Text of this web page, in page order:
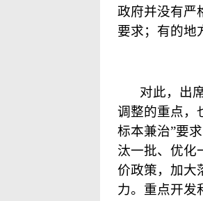
政府并没有严
要求；有的地
对此，出
调整的重点，
标本兼治”要
汰一批、优化
价政策，加大
力。重点开发